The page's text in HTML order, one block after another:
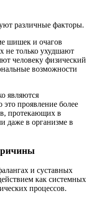
различные факторы.
шишек и очагов
не только ухудшают
человеку физический
возможности
являются
это проявление более
протекающих в
даже в организме в
и суставных
как системных
процессов.